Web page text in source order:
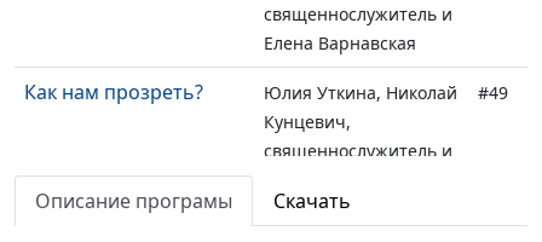
священнослужитель и
Елена Варнавская
Как нам прозреть?
Юлия Уткина, Николай
Кунцевич,
священнослужитель и
#49
Юлия Уткина, Николай
#48
Описание програмы Скачать